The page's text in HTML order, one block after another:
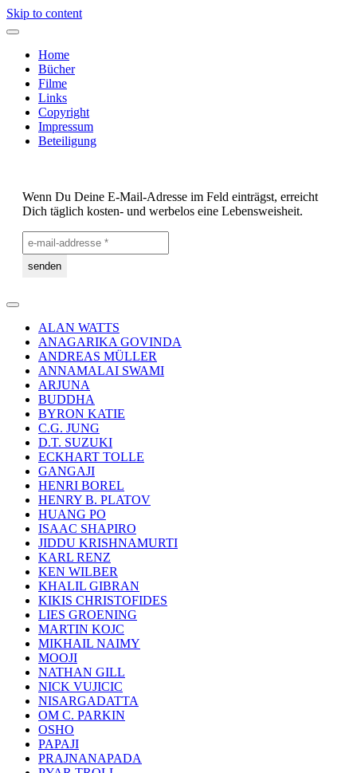
Skip to content
Home
Bücher
Filme
Links
Copyright
Impressum
Beteiligung
Wenn Du Deine E-Mail-Adresse im Feld einträgst, erreicht
Dich täglich kosten- und werbelos eine Lebensweisheit.
ALAN WATTS
ANAGARIKA GOVINDA
ANDREAS MÜLLER
ANNAMALAI SWAMI
ARJUNA
BUDDHA
BYRON KATIE
C.G. JUNG
D.T. SUZUKI
ECKHART TOLLE
GANGAJI
HENRI BOREL
HENRY B. PLATOV
HUANG PO
ISAAC SHAPIRO
JIDDU KRISHNAMURTI
KARL RENZ
KEN WILBER
KHALIL GIBRAN
KIKIS CHRISTOFIDES
LIES GROENING
MARTIN KOJC
MIKHAIL NAIMY
MOOJI
NATHAN GILL
NICK VUJICIC
NISARGADATTA
OM C. PARKIN
OSHO
PAPAJI
PRAJNANAPADA